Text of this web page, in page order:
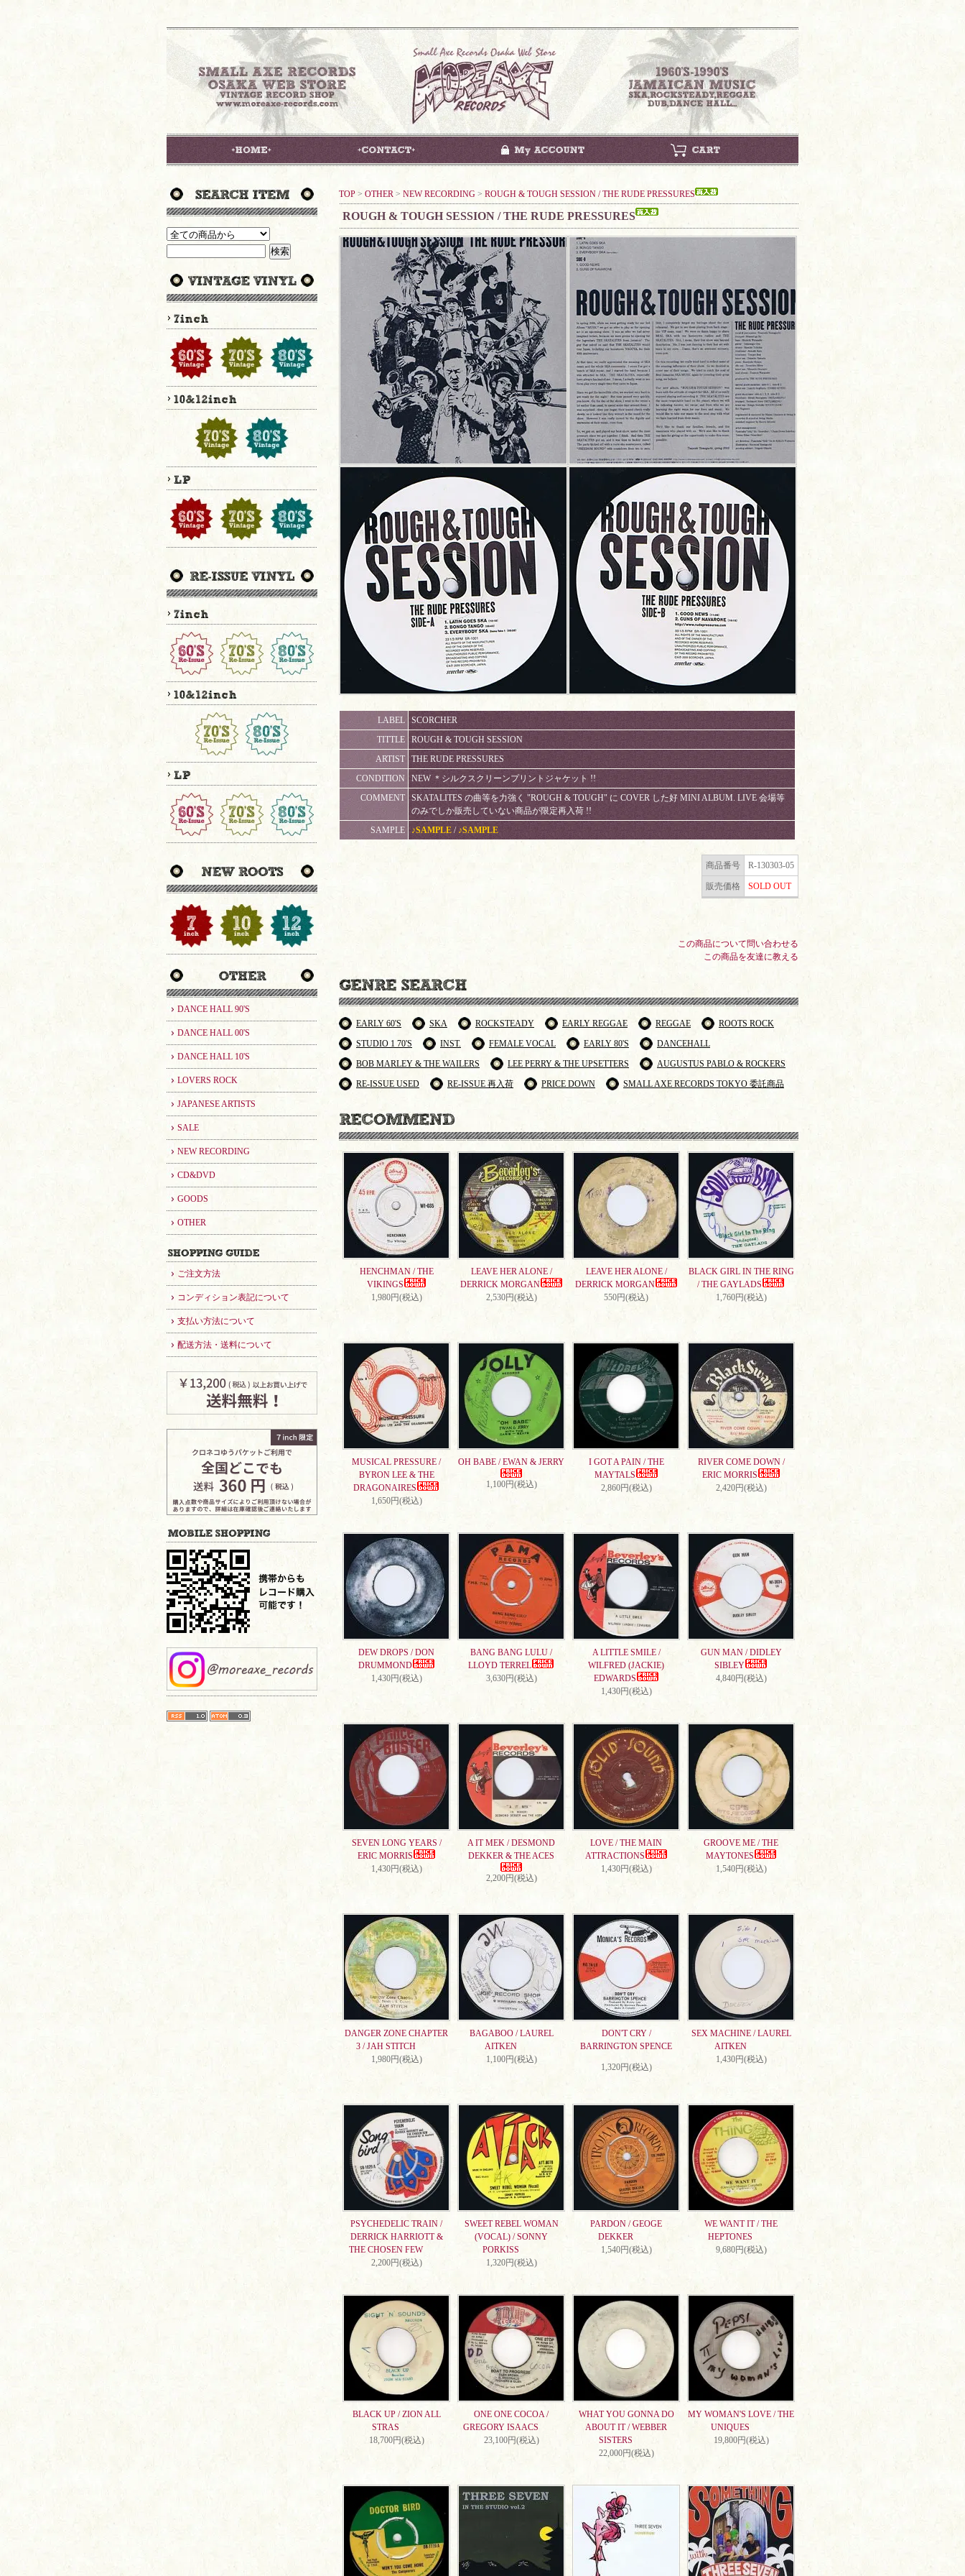
DANCE HALL 90'S
DANCE HALL 00'S
DANCE HALL 10'S
LOVERS ROCK
JAPANESE ARTISTS
SALE
NEW RECORDING
CD&DVD
GOODS
OTHER
ご注文方法
コンディション表記について
支払い方法について
配送方法・送料について
TOP > OTHER > NEW RECORDING > ROUGH & TOUGH SESSION / THE RUDE PRESSURES
ROUGH & TOUGH SESSION / THE RUDE PRESSURES
LABEL
SCORCHER
TITTLE
ROUGH & TOUGH SESSION
ARTIST
THE RUDE PRESSURES
CONDITION
NEW ＊シルクスクリーンプリントジャケット !!
COMMENT
SKATALITES の曲等を力強く "ROUGH & TOUGH" に COVER した好 MINI ALBUM. LIVE 会場等
のみでしか販売していない商品が限定再入荷 !!
SAMPLE
♪SAMPLE / ♪SAMPLE
商品番号 R-130303-05
販売価格 SOLD OUT
この商品について問い合わせる
この商品を友達に教える
EARLY 60'S SKA ROCKSTEADY EARLY REGGAE REGGAE
ROOTS ROCK
STUDIO 1 70'S
INST. FEMALE VOCAL EARLY 80'S
DANCEHALL
BOB MARLEY & THE WAILERS
LEE PERRY & THE UPSETTERS
AUGUSTUS PABLO & ROCKERS
RE-ISSUE USED
RE-ISSUE 再入荷 PRICE DOWN SMALL AXE RECORDS TOKYO 委託商品
HENCHMAN / THE
VIKINGS
1,980円(税込)
LEAVE HER ALONE /
DERRICK MORGAN
2,530円(税込)
LEAVE HER ALONE /
DERRICK MORGAN
550円(税込)
BLACK GIRL IN THE RING
/ THE GAYLADS
1,760円(税込)
MUSICAL PRESSURE /
BYRON LEE & THE
DRAGONAIRES
1,650円(税込)
OH BABE / EWAN & JERRY
1,100円(税込)
I GOT A PAIN / THE
MAYTALS
2,860円(税込)
RIVER COME DOWN /
ERIC MORRIS
2,420円(税込)
DEW DROPS / DON
DRUMMOND
1,430円(税込)
BANG BANG LULU /
LLOYD TERREL
3,630円(税込)
A LITTLE SMILE /
WILFRED (JACKIE)
EDWARDS
1,430円(税込)
GUN MAN / DIDLEY
SIBLEY
4,840円(税込)
SEVEN LONG YEARS /
ERIC MORRIS
1,430円(税込)
A IT MEK / DESMOND
DEKKER & THE ACES
2,200円(税込)
LOVE / THE MAIN
ATTRACTIONS
1,430円(税込)
GROOVE ME / THE
MAYTONES
1,540円(税込)
DANGER ZONE CHAPTER
3 / JAH STITCH
1,980円(税込)
BAGABOO / LAUREL
AITKEN
1,100円(税込)
DON'T CRY /
BARRINGTON SPENCE
1,320円(税込)
SEX MACHINE / LAUREL
AITKEN
1,430円(税込)
PSYCHEDELIC TRAIN /
DERRICK HARRIOTT &
THE CHOSEN FEW
2,200円(税込)
SWEET REBEL WOMAN
(VOCAL) / SONNY
PORKISS
1,320円(税込)
PARDON / GEOGE
DEKKER
1,540円(税込)
WE WANT IT / THE
HEPTONES
9,680円(税込)
BLACK UP / ZION ALL
STRAS
18,700円(税込)
ONE ONE COCOA /
GREGORY ISAACS
23,100円(税込)
WHAT YOU GONNA DO
ABOUT IT / WEBBER
SISTERS
22,000円(税込)
MY WOMAN'S LOVE / THE
UNIQUES
19,800円(税込)